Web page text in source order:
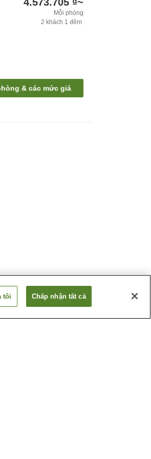
Mỗi phòng
2 khách 1 đêm
& các mức giá
tôi Chấp nhận tất cả